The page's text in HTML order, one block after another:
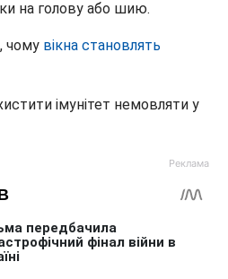
на голову або шию.
чому вікна становлять
імунітет немовляти у